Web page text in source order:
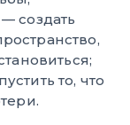
— создать
то, что